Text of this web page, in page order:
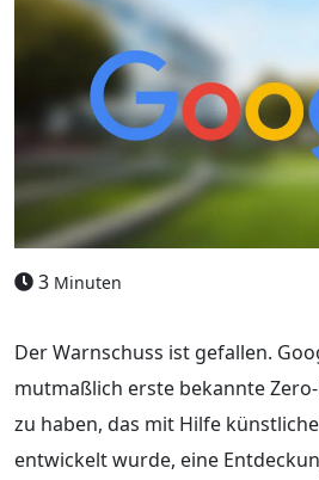
3 Minuten
Der Warnschuss ist gefallen.
mutmaßlich erste bekannte
zu haben, das mit Hilfe
entwickelt wurde, eine